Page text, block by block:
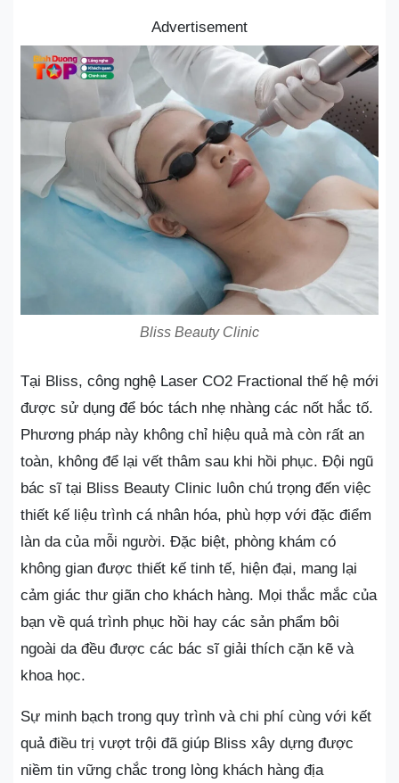
Advertisement
Bliss Beauty Clinic
Tại Bliss, công nghệ Laser CO2 Fractional thế hệ mới
được sử dụng để bóc tách nhẹ nhàng các nốt hắc tố.
Phương pháp này không chỉ hiệu quả mà còn rất an
toàn, không để lại vết thâm sau khi hồi phục. Đội ngũ
bác sĩ tại Bliss Beauty Clinic luôn chú trọng đến việc
thiết kế liệu trình cá nhân hóa, phù hợp với đặc điểm
làn da của mỗi người. Đặc biệt, phòng khám có
không gian được thiết kế tinh tế, hiện đại, mang lại
cảm giác thư giãn cho khách hàng. Mọi thắc mắc của
bạn về quá trình phục hồi hay các sản phẩm bôi
ngoài da đều được các bác sĩ giải thích cặn kẽ và
khoa học.
Sự minh bạch trong quy trình và chi phí cùng với kết
quả điều trị vượt trội đã giúp Bliss xây dựng được
niềm tin vững chắc trong lòng khách hàng địa